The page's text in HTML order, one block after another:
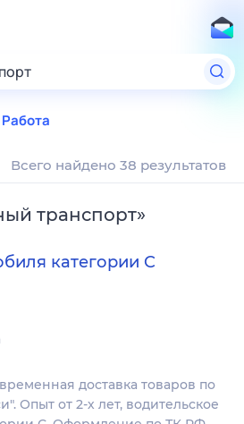
Работа
Всего найдено 38 результатов
транспорт»
категории C
доставка товаров по
Опыт от 2-х лет, водительское